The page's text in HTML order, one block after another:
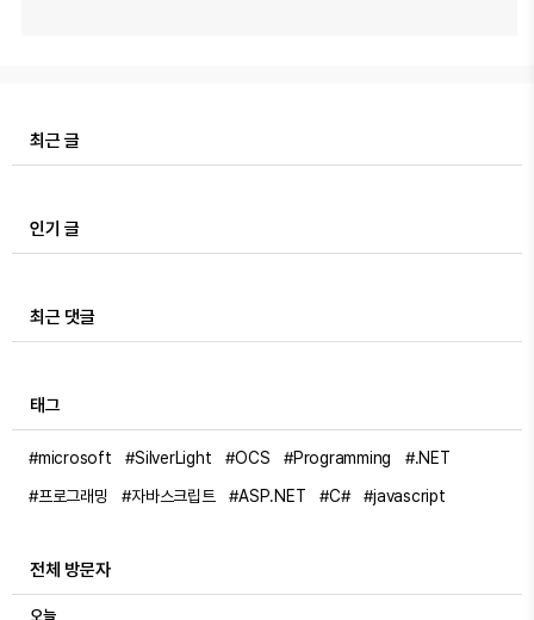
최근 글
인기 글
최근 댓글
태그
#microsoft #SilverLight #OCS #Programming
#.NET
#프로그래밍
#자바스크립트 #ASP.NET #C# #javascript
전체 방문자
오늘